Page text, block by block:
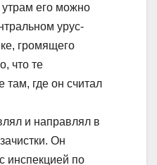
его можно
урус-
громящего
что те
там, где он считал
и направлял в
Он
инспекцией по